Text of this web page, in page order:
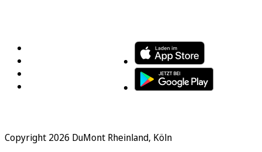
Copyright 2026 DuMont Rheinland, Köln